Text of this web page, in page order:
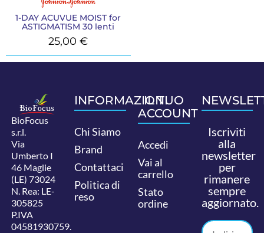
1-DAY ACUVUE MOIST for
ASTIGMATISM 30 lenti
25,00€
BioFocus
s.r.l.
Via
Umberto I
46 Maglie
(LE) 73024
N. Rea: LE-
305825
P.IVA
04581930759.
INFORMAZIONI
Chi Siamo
Brand
Contattaci
Politica di
reso
IL TUO
ACCOUNT
Accedi
Vai al
carrello
Stato
ordine
Iscriviti
alla
newsletter
per
rimanere
sempre
aggiornato.